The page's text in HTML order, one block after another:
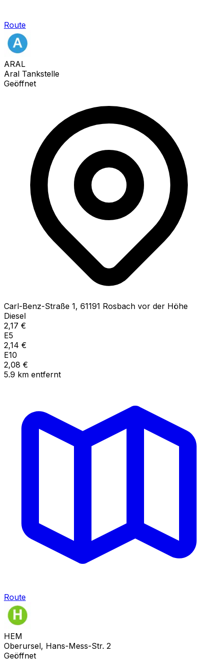
Route
ARAL
Aral Tankstelle
Geöffnet
Carl-Benz-Straße 1, 61191 Rosbach vor der Höhe
Diesel
2,17 €
E5
2,14 €
E10
2,08 €
5.9 km entfernt
Route
HEM
Oberursel, Hans-Mess-Str. 2
Geöffnet